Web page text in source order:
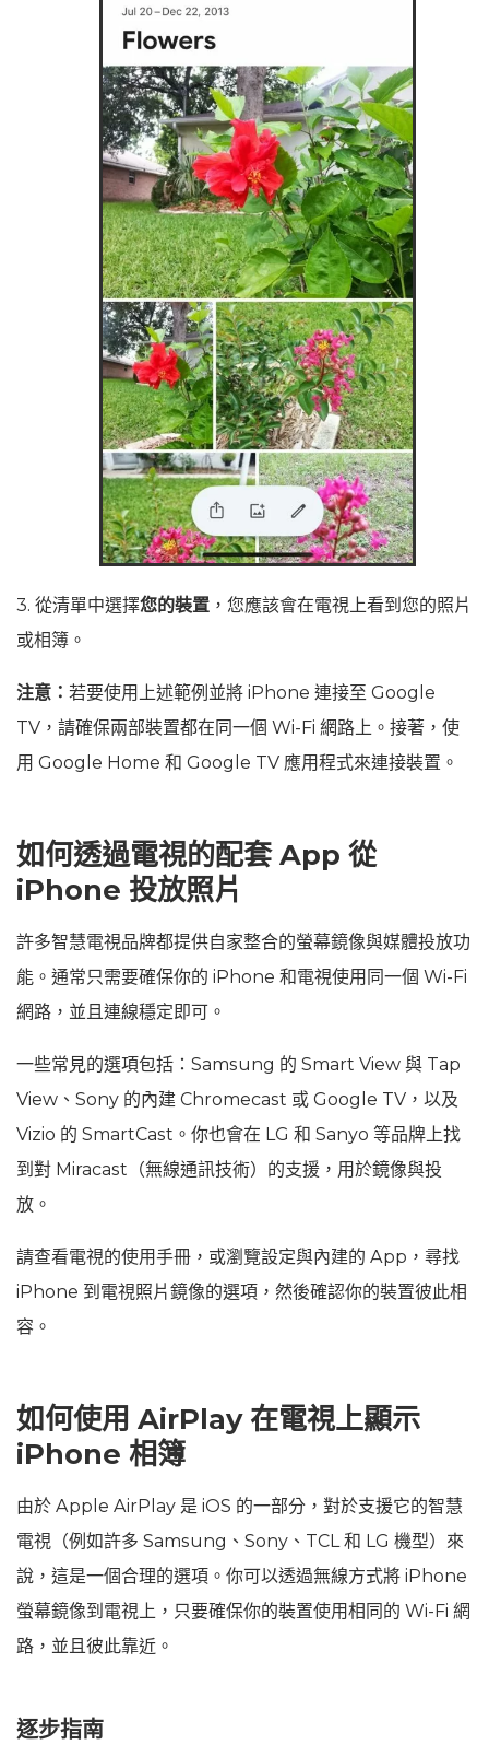
3. 從清單中選擇您的裝置 ，您應該會在電視上看到您的照片
或相簿。
注意： 若要使用上述範例並將 iPhone 連接至 Google
TV，請確保兩部裝置都在同一個 Wi‑Fi 網路上。接著，使
用 Google Home 和 Google TV 應用程式來連接裝置。
如何透過電視的配套 App 從
iPhone 投放照片
許多智慧電視品牌都提供自家整合的螢幕鏡像與媒體投放功
能。通常只需要確保你的 iPhone 和電視使用同一個 Wi‑Fi
網路，並且連線穩定即可。
一些常見的選項包括：Samsung 的 Smart View 與 Tap
View、Sony 的內建 Chromecast 或 Google TV，以及
Vizio 的 SmartCast。你也會在 LG 和 Sanyo 等品牌上找
到對 Miracast（無線通訊技術）的支援，用於鏡像與投
放。
請查看電視的使用手冊，或瀏覽設定與內建的 App，尋找
iPhone 到電視照片鏡像的選項，然後確認你的裝置彼此相
容。
如何使用 AirPlay 在電視上顯示
iPhone 相簿
由於 Apple AirPlay 是 iOS 的一部分，對於支援它的智慧
電視（例如許多 Samsung、Sony、TCL 和 LG 機型）來
說，這是一個合理的選項。你可以透過無線方式將 iPhone
螢幕鏡像到電視上，只要確保你的裝置使用相同的 Wi‑Fi 網
路，並且彼此靠近。
逐步指南